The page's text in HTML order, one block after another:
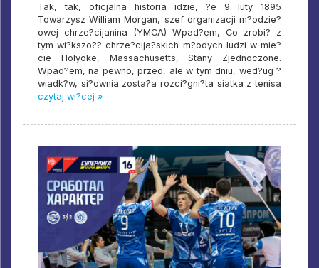
Tak, tak, oficjalna historia idzie, ?e 9 luty 1895
Towarzysz William Morgan, szef organizacji m?odzie?
owej chrze?cijanina (YMCA) Wpad?em, Co zrobi? z
tym wi?kszo?? chrze?cija?skich m?odych ludzi w mie?
cie Holyoke, Massachusetts, Stany Zjednoczone.
Wpad?em, na pewno, przed, ale w tym dniu, wed?ug ?
wiadk?w, si?ownia zosta?a rozci?gni?ta siatka z tenisa
czytaj wi?cej »